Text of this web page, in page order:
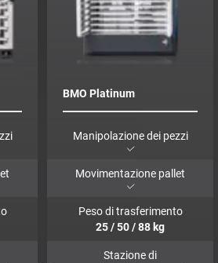
BMO Platinum
Manipolazione dei pezzi
Movimentazione pallet
Peso di trasferimento
25/50/88 kg
Stazione di